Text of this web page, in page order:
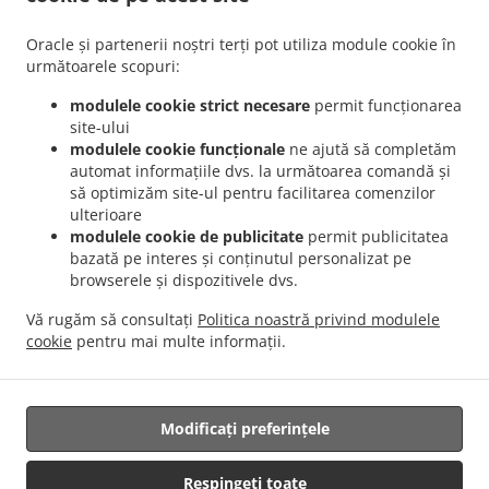
Oracle și partenerii noștri terți pot utiliza module cookie în
următoarele scopuri:
modulele cookie strict necesare permit funcționarea
site-ului
modulele cookie funcționale ne ajută să completăm
automat informațiile dvs. la următoarea comandă și
să optimizăm site-ul pentru facilitarea comenzilor
ulterioare
modulele cookie de publicitate permit publicitatea
bazată pe interes și conținutul personalizat pe
browserele și dispozitivele dvs.
Vă rugăm să consultați Politica noastră privind modulele
cookie pentru mai multe informații.
Respingeți toate
Modificați preferințele
. Livrare mâncare Romanesc București Pajura
București Dămăroaia
Livrare mâncare Romanesc București Băneasa
Livrare
mâncare Romanesc București Sector 3
Livrare mâncare Romanesc București Sector 5 .
Livrare mâncare Romanesc
București Sector 6
Livrare mâncare Romanesc București Fundeni
Livrare mâncare
Romanesc București . Livrare mâncare Romanesc Popești-Leordeni Sector 3 . Livrare
mâncare Romanesc Popești-Leordeni Sector 4
. Livrare mâncare Romanesc Popești-
.
Dobroești Sector 2
Livrare mâncare Romanesc Dobroești
Livrare mâncare
Romanesc Voluntari Pipera
Livrare mâncare Romanesc Voluntari Sector 2
mâncare Romanesc Jilava
Livrare mâncare Romanesc Bragadiru .